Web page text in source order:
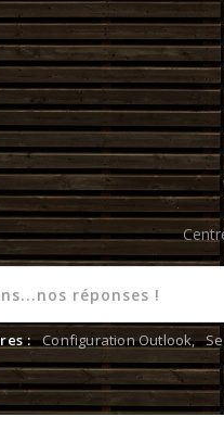
: Configuration Outlook,